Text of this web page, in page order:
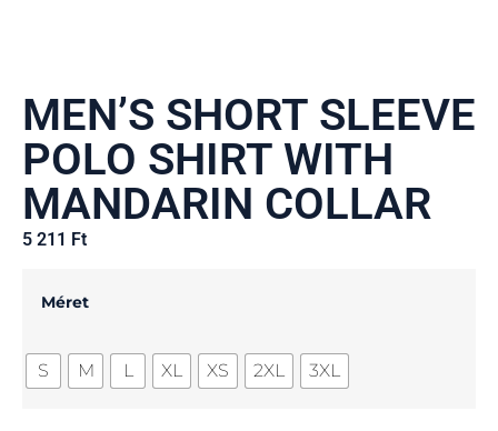
MEN’S SHORT SLEEVE
POLO SHIRT WITH
MANDARIN COLLAR
5 211 Ft
Méret
S M L XL XS 2XL 3XL